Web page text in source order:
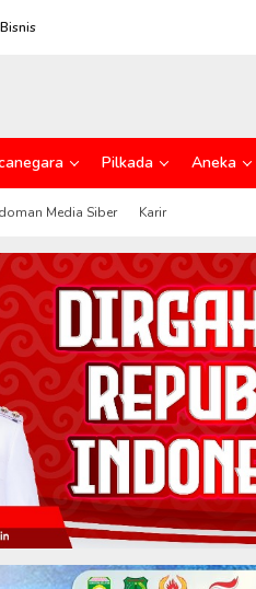
Pilkada Aneka
Media Siber Karir